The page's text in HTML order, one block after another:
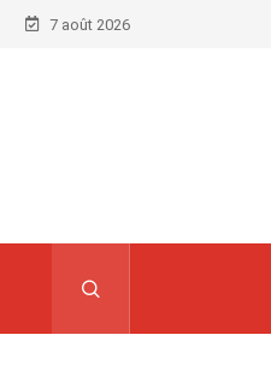
7 août 2026